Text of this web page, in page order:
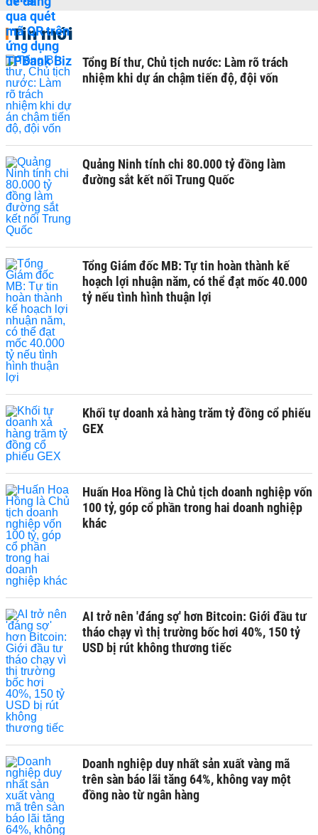
Tin mới
Tổng Bí thư, Chủ tịch nước: Làm rõ trách
nhiệm khi dự án chậm tiến độ, đội vốn
Quảng Ninh tính chi 80.000 tỷ đồng làm
đường sắt kết nối Trung Quốc
Tổng Giám đốc MB: Tự tin hoàn thành kế
hoạch lợi nhuận năm, có thể đạt mốc 40.000
tỷ nếu tình hình thuận lợi
Khối tự doanh xả hàng trăm tỷ đồng cổ phiếu
GEX
Huấn Hoa Hồng là Chủ tịch doanh nghiệp vốn
100 tỷ, góp cổ phần trong hai doanh nghiệp
khác
AI trở nên 'đáng sợ' hơn Bitcoin: Giới đầu tư
tháo chạy vì thị trường bốc hơi 40%, 150 tỷ
USD bị rút không thương tiếc
Doanh nghiệp duy nhất sản xuất vàng mã
trên sàn báo lãi tăng 64%, không vay một
đồng nào từ ngân hàng